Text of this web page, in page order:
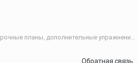
Статьи и разработки учителей (Поурочные планы, дополнительные упражнения и т.д.)/Materials developed by teachers
Обратная связь